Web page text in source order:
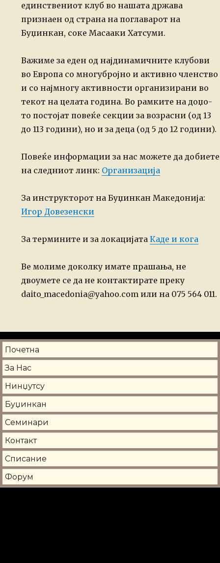
единствениот клуб во нашата држава
признаен од страна на поглаварот на
Буџинкан, соке Масааки Хатсуми.
Важиме за еден од најдинамичните клубови
во Европа со многубројно и активно членство
и со најмногу активности организирани во
текот на целата година. Во рамките на доџо-
то постојат повеќе секции за возрасни (од 13
до 113 години), но и за деца (од 5 до 12 години).
Повеќе информации за нас можете да добиете
на следниот линк: Организација
За инструкторот на Буџинкан Македонија:
Игор Довезенски
За термините и за локацијата Каде и кога
Ве молиме доколку имате прашања, не
двоумете се да не контактирате преку
daito_macedonia@yahoo.com или на 075 564 011.
Почетна
За Нас
Нинџутсу
Буџинкан
Семинари
Контакт
Списание
Форум